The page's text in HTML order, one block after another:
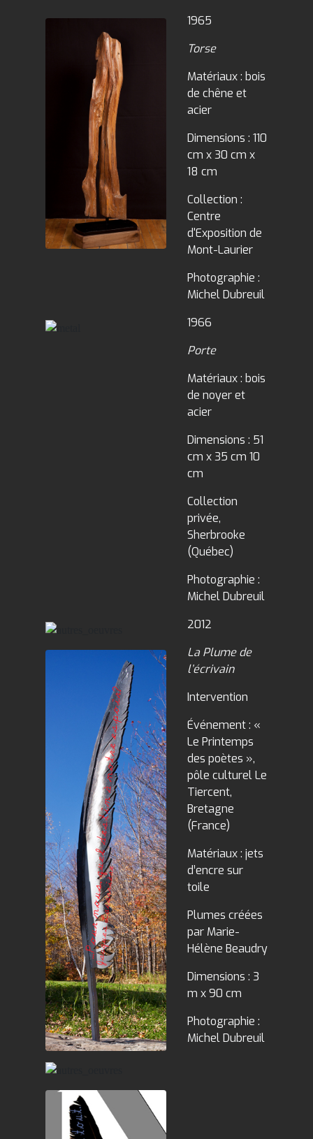
1965
Torse
Matériaux : bois
de chêne et
acier
Dimensions : 110
cm x 30 cm x
18 cm
Collection :
Centre
d'Exposition de
Mont-Laurier
Photographie :
Michel Dubreuil
1966
Porte
Matériaux : bois
de noyer et
acier
Dimensions : 51
cm x 35 cm 10
cm
Collection
privée,
Sherbrooke
(Québec)
Photographie :
Michel Dubreuil
2012
La Plume de
l’écrivain
Intervention
Événement : «
Le Printemps
des poètes »,
pôle culturel Le
Tiercent,
Bretagne
(France)
Matériaux : jets
d’encre sur
toile
Plumes créées
par Marie-
Hélène Beaudry
Dimensions : 3
m x 90 cm
Photographie :
Michel Dubreuil